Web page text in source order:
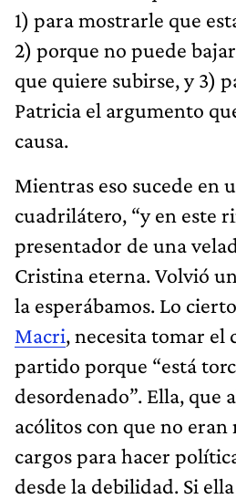
1) para mostrarle que
2) porque no puede
que quiere subirse, y 3)
Patricia el argumento
causa.
Mientras eso sucede en
cuadrilátero, “y en este
presentador de una
Cristina eterna. Volvió
la esperábamos. Lo
Macri, necesita tomar el
partido porque “está
desordenado”. Ella, que
acólitos con que no eran
cargos para hacer
desde la debilidad. Si